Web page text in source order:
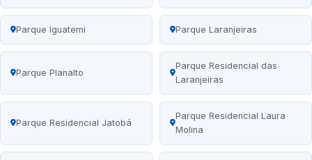
Parque Iguatemi Parque Laranjeiras
Parque Planalto
Parque Residencial das
Laranjeiras
Parque Residencial Jatobá
Parque Residencial Laura
Molina